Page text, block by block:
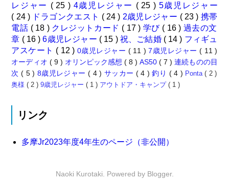
レジャー ( 25 ) 4歳児レジャー ( 25 ) 5歳児レジャー
( 24 ) ドラゴンクエスト ( 24 ) 2歳児レジャー ( 23 ) 携帯
電話 ( 18 ) クレジットカード ( 17 ) 学び ( 16 ) 過去の文
章 ( 16 )6歳児レジャー ( 15 ) 祝、ご結婚 ( 14 ) フィギュ
アスケート ( 12 ) 0歳児レジャー ( 11 )7歳児レジャー( 11 )
オーディオ ( 9 ) オリンピック感想( 8 )AS50( 7 )連続ものの目
次( 5 ) 8歳児レジャー( 4 ) サッカー ( 4 )釣り ( 4 ) Ponta( 2 )
奥様( 2 )9歳児レジャー( 1 ) アウトドア・キャンプ( 1 )
リンク
多摩Jr2023年度4年生のページ（非公開）
Naoki Kurotaki. Powered by Blogger.